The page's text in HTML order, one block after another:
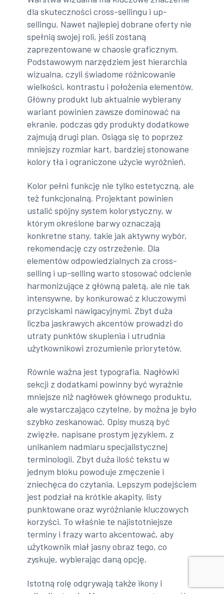
dla skuteczności cross-sellingu i up-
sellingu. Nawet najlepiej dobrane oferty nie
spełnią swojej roli, jeśli zostaną
zaprezentowane w chaosie graficznym.
Podstawowym narzędziem jest hierarchia
wizualna, czyli świadome różnicowanie
wielkości, kontrastu i położenia elementów.
Główny produkt lub aktualnie wybierany
wariant powinien zawsze dominować na
ekranie, podczas gdy produkty dodatkowe
zajmują drugi plan. Osiąga się to poprzez
mniejszy rozmiar kart, bardziej stonowane
kolory tła i ograniczone użycie wyróżnień.
Kolor pełni funkcję nie tylko estetyczną, ale
też funkcjonalną. Projektant powinien
ustalić spójny system kolorystyczny, w
którym określone barwy oznaczają
konkretne stany, takie jak aktywny wybór,
rekomendację czy ostrzeżenie. Dla
elementów odpowiedzialnych za cross-
selling i up-selling warto stosować odcienie
harmonizujące z główną paletą, ale nie tak
intensywne, by konkurować z kluczowymi
przyciskami nawigacyjnymi. Zbyt duża
liczba jaskrawych akcentów prowadzi do
utraty punktów skupienia i utrudnia
użytkownikowi zrozumienie priorytetów.
Równie ważna jest typografia. Nagłówki
sekcji z dodatkami powinny być wyraźnie
mniejsze niż nagłówek głównego produktu,
ale wystarczająco czytelne, by można je było
szybko zeskanować. Opisy muszą być
zwięzłe, napisane prostym językiem, z
unikaniem nadmiaru specjalistycznej
terminologii. Zbyt duża ilość tekstu w
jednym bloku powoduje zmęczenie i
zniechęca do czytania. Lepszym podejściem
jest podział na krótkie akapity, listy
punktowane oraz wyróżnianie kluczowych
korzyści. To właśnie te najistotniejsze
terminy i frazy warto akcentować, aby
użytkownik miał jasny obraz tego, co
zyskuje, wybierając daną opcję.
Istotną rolę odgrywają także ikony i